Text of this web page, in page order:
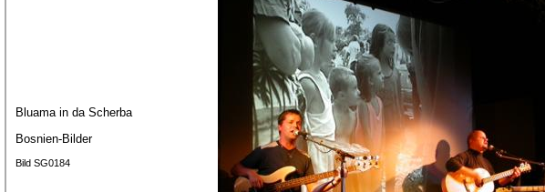
Bluama in da Scherba
Bosnien-Bilder
Bild SG0184